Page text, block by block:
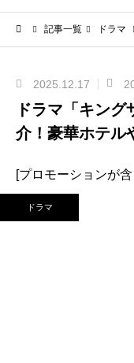
記事一覧 ドラマ
2025.12.17
ドラマ「キン
介！豪華ホテル
[プロモーションが
ドラマ